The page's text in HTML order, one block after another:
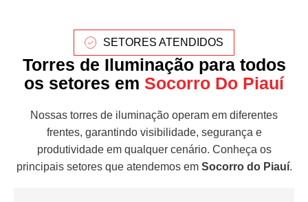
SETORES ATENDIDOS
Torres de Iluminação para todos
os setores em Socorro Do Piauí
Nossas torres de iluminação operam em diferentes
frentes, garantindo visibilidade, segurança e
produtividade em qualquer cenário. Conheça os
principais setores que atendemos em Socorro do Piauí.